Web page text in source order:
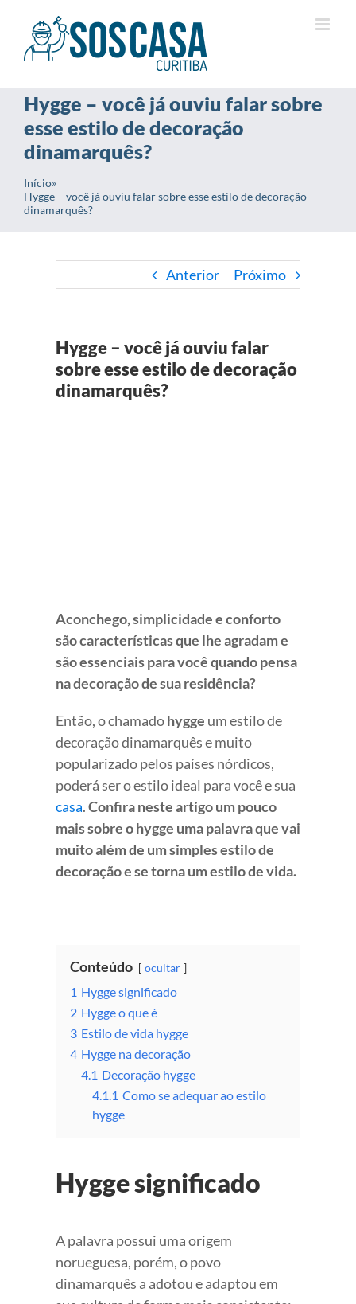
Hygge – você já ouviu falar sobre
esse estilo de decoração
dinamarquês?
Início»
Hygge – você já ouviu falar sobre esse estilo de decoração
dinamarquês?
Anterior Próximo
Hygge – você já ouviu falar
sobre esse estilo de decoração
dinamarquês?
Aconchego, simplicidade e conforto
são características que lhe agradam e
são essenciais para você quando pensa
na decoração de sua residência?
Então, o chamadohygge um estilo de
decoração dinamarquês e muito
popularizado pelos países nórdicos,
poderá ser o estilo ideal para você e sua
casa.Confira neste artigo um pouco
mais sobre o hygge uma palavra que vai
muito além de um simples estilo de
decoração e se torna um estilo de vida.
Conteúdo ocultar
1 Hygge significado
2 Hygge o que é
3 Estilo de vida hygge
4 Hygge na decoração
4.1 Decoração hygge
4.1.1 Como se adequar ao estilo
hygge
Hygge significado
A palavra possui uma origem
norueguesa, porém, o povo
dinamarquês a adotou e adaptou em